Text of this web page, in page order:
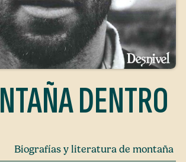
DENTRO
Biografías y literatura de montaña